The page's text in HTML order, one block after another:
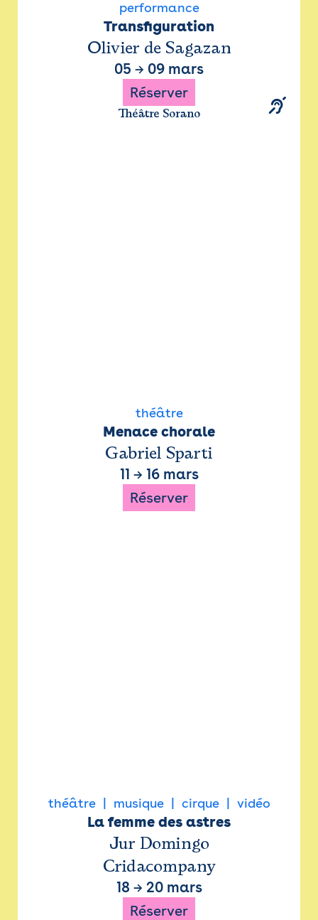
performance
Transfiguration
Olivier de Sagazan
05 → 09 mars
Réserver
Théâtre Sorano
théâtre
Menace chorale
Gabriel Sparti
11 → 16 mars
Réserver
théâtre musique cirque vidéo
La femme des astres
Jur Domingo
Cridacompany
18 → 20 mars
Réserver